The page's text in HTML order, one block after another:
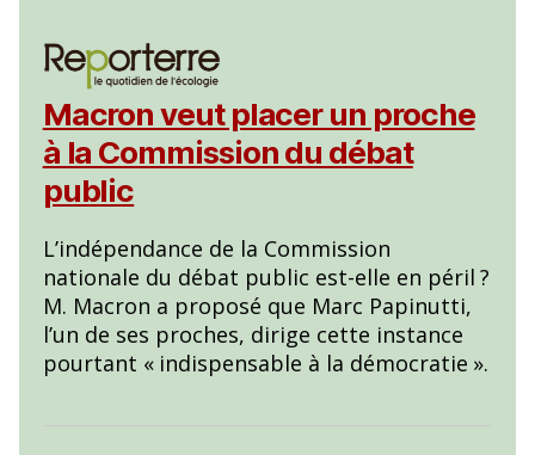
Macron veut placer un proche
à la Commission du débat
public
L’indépendance de la Commission
nationale du débat public est-elle en péril ?
M. Macron a proposé que Marc Papinutti,
l’un de ses proches, dirige cette instance
pourtant « indispensable à la démocratie ».